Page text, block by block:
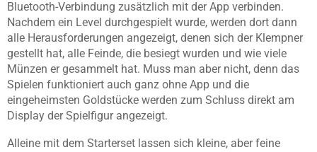
Bluetooth-Verbindung zusätzlich mit der App verbinden.
Nachdem ein Level durchgespielt wurde, werden dort dann
alle Herausforderungen angezeigt, denen sich der Klempner
gestellt hat, alle Feinde, die besiegt wurden und wie viele
Münzen er gesammelt hat. Muss man aber nicht, denn das
Spielen funktioniert auch ganz ohne App und die
eingeheimsten Goldstücke werden zum Schluss direkt am
Display der Spielfigur angezeigt.
Alleine mit dem Starterset lassen sich kleine, aber feine